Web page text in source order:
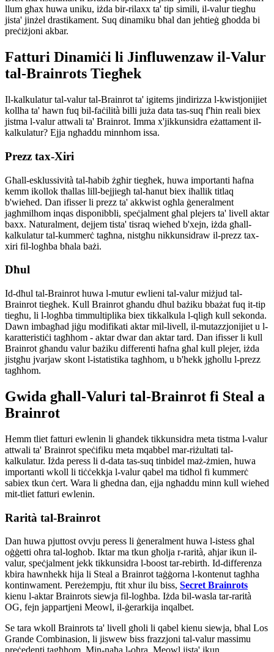
llum għax huwa uniku, iżda bir-rilaxx ta' tip simili, il-valur tiegħu
jista' jinżel drastikament. Suq dinamiku bħal dan jeħtieġ għodda bi
preċiżjoni akbar.
Fatturi Dinamiċi li Jinfluwenzaw il-Valur
tal-Brainrots Tiegħek
Il-kalkulatur tal-valur tal-Brainrot ta' igitems jindirizza l-kwistjonijiet
kollha ta' hawn fuq bil-faċilità billi juża data tas-suq f'ħin reali biex
jistma l-valur attwali ta' Brainrot. Imma x'jikkunsidra eżattament il-
kalkulatur? Ejja ngħaddu minnhom issa.
Prezz tax-Xiri
Għall-esklussività tal-ħabib żgħir tiegħek, huwa importanti ħafna
kemm ikollok tħallas lill-bejjiegħ tal-ħanut biex iħallik titlaq
b'wieħed. Dan ifisser li prezz ta' akkwist ogħla ġeneralment
jagħmilhom inqas disponibbli, speċjalment għal plejers ta' livell aktar
baxx. Naturalment, dejjem tista' tisraq wieħed b'xejn, iżda għall-
kalkulatur tal-kummerċ tagħna, nistgħu nikkunsidraw il-prezz tax-
xiri fil-logħba bħala bażi.
Dħul
Id-dħul tal-Brainrot huwa l-mutur ewlieni tal-valur miżjud tal-
Brainrot tiegħek. Kull Brainrot għandu dħul bażiku bbażat fuq it-tip
tiegħu, li l-logħba timmultiplika biex tikkalkula l-qligħ kull sekonda.
Dawn imbagħad jiġu modifikati aktar mil-livell, il-mutazzjonijiet u l-
karatteristiċi tagħhom - aktar dwar dan aktar tard. Dan ifisser li kull
Brainrot għandu valur bażiku differenti ħafna għal kull plejer, iżda
jistgħu jvarjaw skont l-istatistika tagħhom, u b'hekk jgħollu l-prezz
tagħhom.
Gwida għall-Valuri tal-Brainrot fi Steal a
Brainrot
Hemm tliet fatturi ewlenin li għandek tikkunsidra meta tistma l-valur
attwali ta' Brainrot speċifiku meta mqabbel mar-riżultati tal-
kalkulatur. Iżda peress li d-data tas-suq tinbidel maż-żmien, huwa
importanti wkoll li tiċċekkja l-valur qabel ma tidħol fi kummerċ
sabiex tkun ċert. Wara li għedna dan, ejja ngħaddu minn kull wieħed
mit-tliet fatturi ewlenin.
Rarità tal-Brainrot
Dan huwa pjuttost ovvju peress li ġeneralment huwa l-istess għal
oġġetti oħra tal-logħob. Iktar ma tkun għolja r-rarità, aħjar ikun il-
valur, speċjalment jekk tikkunsidra l-boost tar-rebirth. Id-differenza
kbira hawnhekk hija li Steal a Brainrot taġġorna l-kontenut tagħha
kontinwament. Pereżempju, ftit xhur ilu biss, Secret Brainrots
kienu l-aktar Brainrots siewja fil-logħba. Iżda bil-wasla tar-rarità
OG, fejn jappartjeni Meowl, il-ġerarkija inqalbet.
Se tara wkoll Brainrots ta' livell għoli li qabel kienu siewja, bħal Los
Grande Combinasion, li jiswew biss frazzjoni tal-valur massimu